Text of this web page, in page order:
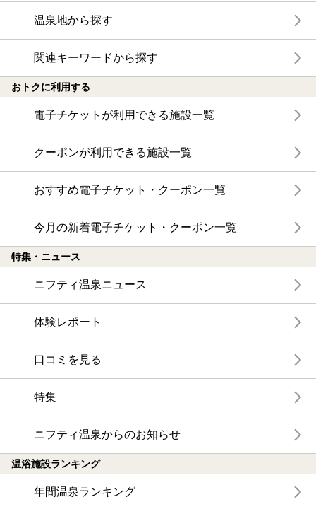
温泉地から探す
関連キーワードから探す
おトクに利用する
電子チケットが利用できる施設一覧
クーポンが利用できる施設一覧
おすすめ電子チケット・クーポン一覧
今月の新着電子チケット・クーポン一覧
特集・ニュース
ニフティ温泉ニュース
体験レポート
口コミを見る
特集
ニフティ温泉からのお知らせ
温浴施設ランキング
年間温泉ランキング